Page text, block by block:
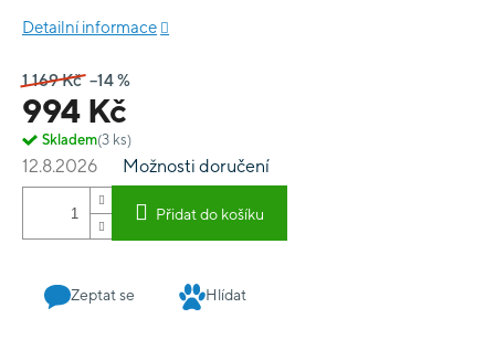
1 169 Kč –14 %
994 Kč
Skladem(3 ks)
12.8.2026 Možnosti doručení
Přidat do košíku
Città-Stato představujete námořní republiku s jedinečnými
politickou prestiž a zároveň se budete snažit rozvíjet a
udržovat hodnoty suverenity námořní republiky. Samotné
vysoké skóre nemusí k vítězství stačit, pokud nedokážete
zachovat politickou povahu vašeho města! Mechanismus v
jádru hry je bag building: Můžete získat kostky a umístit je do
sáčku. V každém kole losujete několik kostek a v závislosti na
jejich počtu a barvě máte umožněno vykonat různé akce. Hra
trvá sedm kol a hráči v každém kole mohou hrát akce, dokud
to dobře naplánovali!
Detailní informace
Zeptat se Hlídat